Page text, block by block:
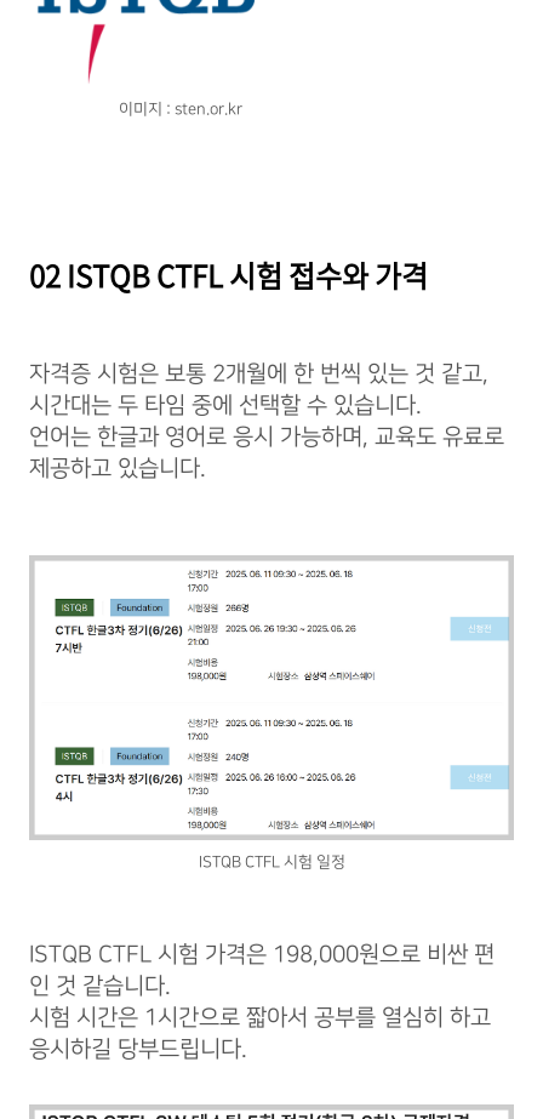
이미지 : sten.or.kr
02 ISTQB CTFL 시험 접수와 가격
자격증 시험은 보통 2개월에 한 번씩 있는 것 같고,
시간대는 두 타임 중에 선택할 수 있습니다.
언어는 한글과 영어로 응시 가능하며, 교육도 유료로
제공하고 있습니다.
ISTQB CTFL 시험 일정
ISTQB CTFL 시험 가격은 198,000원으로 비싼 편
인 것 같습니다.
시험 시간은 1시간으로 짧아서 공부를 열심히 하고
응시하길 당부드립니다.